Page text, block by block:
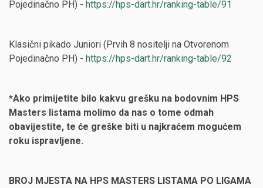
Pojedinačno PH) - https://hps-dart.hr/ranking-table/91
Klasični pikado Juniori (Prvih 8 nositelji na Otvorenom
Pojedinačno PH) - https://hps-dart.hr/ranking-table/92
*Ako primijetite bilo kakvu grešku na bodovnim HPS
Masters listama molimo da nas o tome odmah
obavijestite, te će greške biti u najkraćem mogućem
roku ispravljene.
BROJ MJESTA NA HPS MASTERS LISTAMA PO LIGAMA